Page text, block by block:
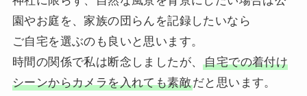
園やお庭を、家族の団らんを記録したいなら
ご自宅を選ぶのも良いと思います。
時間の関係で私は断念しましたが、自宅での着付け
シーンからカメラを入れても素敵だと思います。